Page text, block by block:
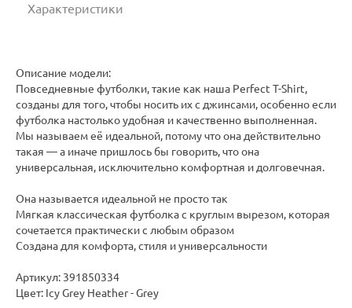
Характеристики
Описание модели:
Повседневные футболки, такие как наша Perfect T-Shirt,
созданы для того, чтобы носить их с джинсами, особенно если
футболка настолько удобная и качественно выполненная.
Мы называем её идеальной, потому что она действительно
такая — а иначе пришлось бы говорить, что она
универсальная, исключительно комфортная и долговечная.
Она называется идеальной не просто так
Мягкая классическая футболка с круглым вырезом, которая
сочетается практически с любым образом
Создана для комфорта, стиля и универсальности
Артикул: 391850334
Цвет: Icy Grey Heather - Grey